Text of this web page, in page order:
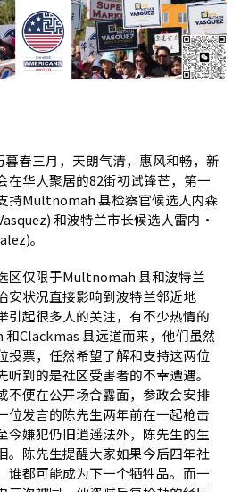
暮春三月，天朗气清，惠风和畅，新
在华人聚居的82街初试锋芒，第一
持Multnomah 县检察官候选人内森
和波特兰市长候选人雷内·
。
区仅限于Multnomah 县和波特兰
安状况直接影响到波特兰邻近地
引起很多人的关注，有不少热情的
Clackmas 县远道而来，他们虽然
投票，任然希望了解和支持这两位
到的是社区受害者的不幸遭遇。
不便在公开场合露面，参政会安排
位发言的陈先生两年前在一起枪击
今嫌犯仍旧逍遥法外，陈先生的生
。陈先生提醒大家如果今后四年社
谁都可能成为下一个牺牲品。而一